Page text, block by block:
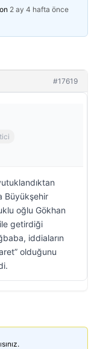
2 ay 4 hafta önce
#17619
Büyükşehir
oğlu Gökhan
getirdiği
iddiaların
olduğunu